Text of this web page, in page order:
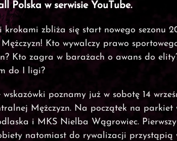
Polska w serwisie YouTube.
krokami zbliża się start nowego sezonu
Kto wywalczy prawo
Kto zagra w barażach o awans do
do I ligi?
wskazówki poznamy już w sobotę 14
Mężczyzn. Na początek na parkiet
i MKS Nielba Wągrowiec.
natomiast do rywalizacji